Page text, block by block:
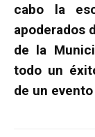
cabo la
apoderados
de la
todo un
de un